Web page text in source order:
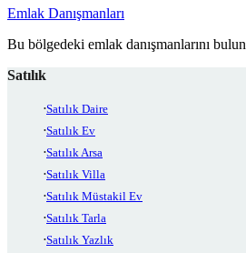
Emlak Danışmanları
Bu bölgedeki emlak danışmanlarını bulun
Satılık
Satılık Daire
Satılık Ev
Satılık Arsa
Satılık Villa
Satılık Müstakil Ev
Satılık Tarla
Satılık Yazlık